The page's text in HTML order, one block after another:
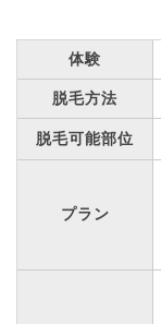
体験
脱毛方法
脱毛可能部位
プラン